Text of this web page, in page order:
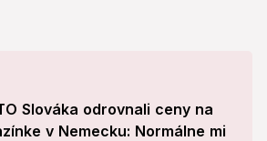
Slováka odrovnali ceny na
v Nemecku: Normálne mi